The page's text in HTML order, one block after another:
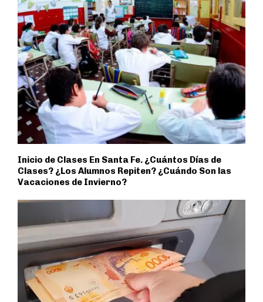
Inicio de Clases En Santa Fe. ¿Cuántos Días de
Clases? ¿Los Alumnos Repiten? ¿Cuándo Son las
Vacaciones de Invierno?